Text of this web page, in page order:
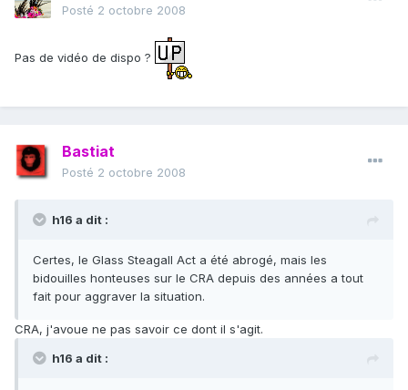
Posté 2 octobre 2008
Pas de vidéo de dispo ?
Bastiat
Posté 2 octobre 2008
h16 a dit :
Certes, le Glass Steagall Act a été abrogé, mais les
bidouilles honteuses sur le CRA depuis des années a tout
fait pour aggraver la situation.
CRA, j'avoue ne pas savoir ce dont il s'agit.
h16 a dit :